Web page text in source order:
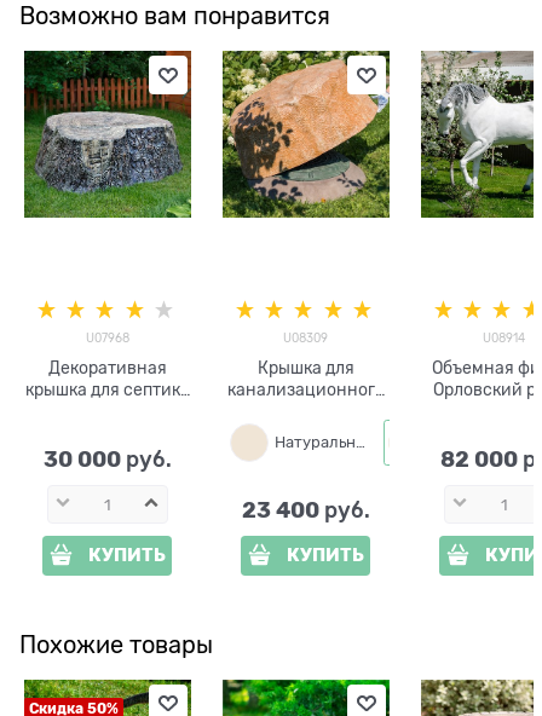
Возможно вам понравится
U07968
Декоративная
крышка для септика
ширина 160 см
30 000 руб.
КУПИТЬ
U08309
Крышка для
канализационного
U08309стеклопласт
ик, ширина 130 см
Натуральный
23 400 руб.
КУПИТЬ
U08914
Объемная
Орловский
82 000
Похожие товары
Скидка 50%